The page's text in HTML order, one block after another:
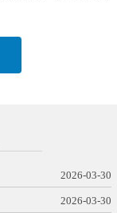
2026-03-30
2026-03-30